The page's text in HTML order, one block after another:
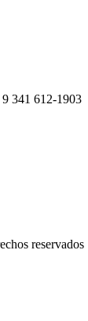
341 612-1903
reservados